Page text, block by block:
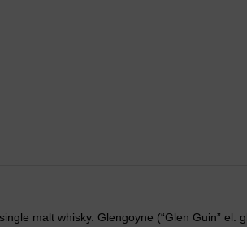
malt whisky. Glengoyne (“Glen Guin”